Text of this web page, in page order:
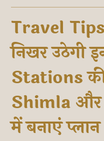
Travel
निखर उठेगी
Stations
Shimla
में बनाएं प्लान